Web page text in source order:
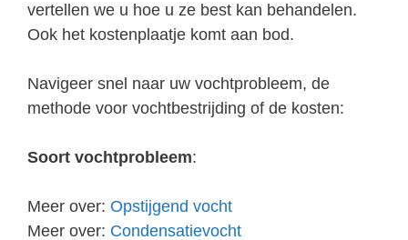
vertellen we u hoe u ze best kan behandelen.
Ook het kostenplaatje komt aan bod.
Navigeer snel naar uw vochtprobleem, de
methode voor vochtbestrijding of de kosten:
Soort vochtprobleem:
Meer over: Opstijgend vocht
Meer over: Condensatievocht